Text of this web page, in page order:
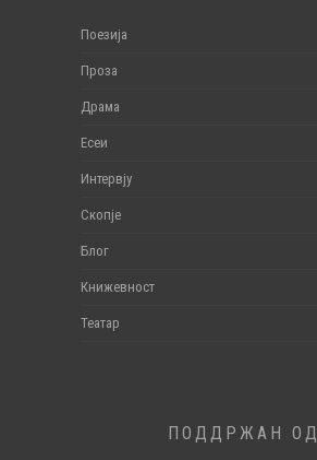
Поезија
Проза
Драма
Есеи
Интервју
Скопје
Блог
Книжевност
Театар
ПОДДРЖАН ОД